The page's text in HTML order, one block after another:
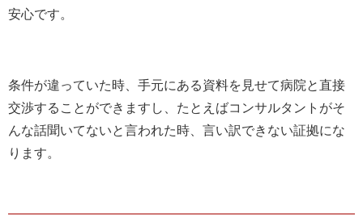
安心です。
条件が違っていた時、手元にある資料を見せて病院と直接
交渉することができますし、たとえばコンサルタントがそ
んな話聞いてないと言われた時、言い訳できない証拠にな
ります。